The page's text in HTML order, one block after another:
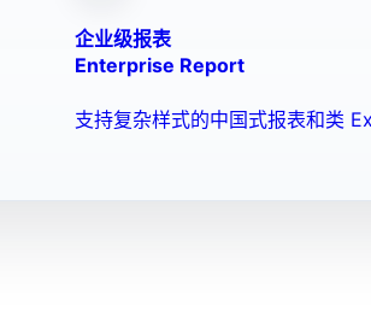
企业级报表
Enterprise Report
支持复杂样式的中国式报表和类